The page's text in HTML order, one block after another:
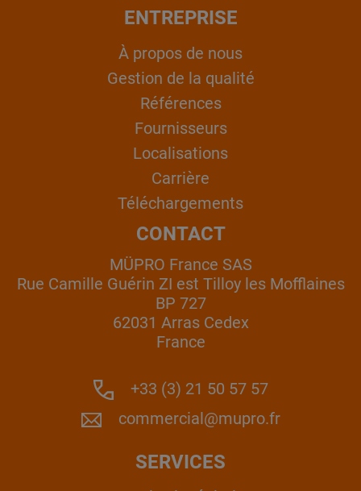
ENTREPRISE
À propos de nous
Gestion de la qualité
Références
Fournisseurs
Localisations
Carrière
Téléchargements
CONTACT
MÜPRO France SAS
Rue Camille Guérin ZI est Tilloy les Mofflaines
BP 727
62031 Arras Cedex
France
+33 (3) 21 50 57 57
commercial@mupro.fr
SERVICES